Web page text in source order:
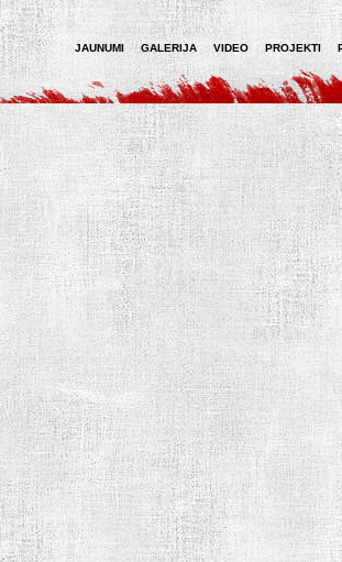
JAUNUMI GALERIJA VIDEO PROJEKTI